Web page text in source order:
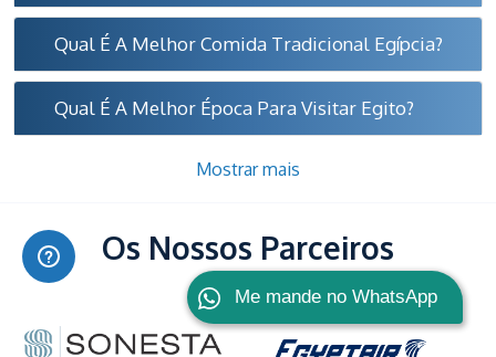
Me mande no WhatsApp
Qual É A Melhor Comida Tradicional Egípcia?
Qual É A Melhor Época Para Visitar Egito?
Mostrar mais
Os Nossos Parceiros